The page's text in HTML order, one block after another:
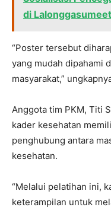
di
“Poster tersebut
yang mudah dipahami
masyarakat,”
Anggota tim PKM, Titi
kader kesehatan
penghubung antara
kesehatan.
“Melalui pelatihan ini,
keterampilan untuk